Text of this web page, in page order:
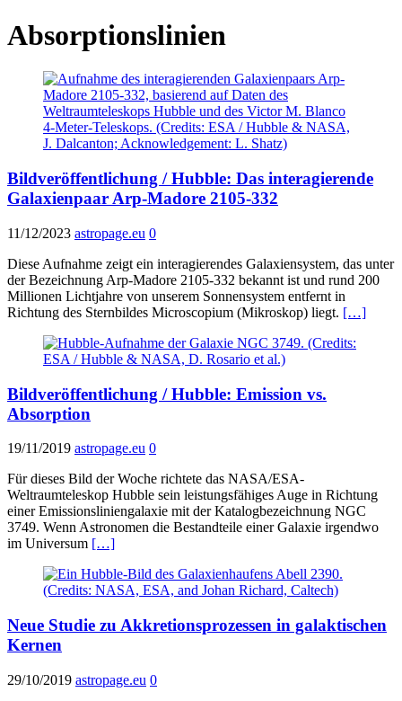
Absorptionslinien
Bildveröffentlichung / Hubble: Das interagierende
Galaxienpaar Arp-Madore 2105-332
11/12/2023 astropage.eu 0
Diese Aufnahme zeigt ein interagierendes Galaxiensystem, das unter
der Bezeichnung Arp-Madore 2105-332 bekannt ist und rund 200
Millionen Lichtjahre von unserem Sonnensystem entfernt in
Richtung des Sternbildes Microscopium (Mikroskop) liegt. […]
Bildveröffentlichung / Hubble: Emission vs.
Absorption
19/11/2019 astropage.eu 0
Für dieses Bild der Woche richtete das NASA/ESA-
Weltraumteleskop Hubble sein leistungsfähiges Auge in Richtung
einer Emissionsliniengalaxie mit der Katalogbezeichnung NGC
3749. Wenn Astronomen die Bestandteile einer Galaxie irgendwo
im Universum […]
Neue Studie zu Akkretionsprozessen in galaktischen
Kernen
29/10/2019 astropage.eu 0